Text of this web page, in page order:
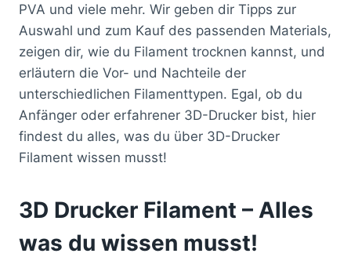
PVA und viele mehr. Wir geben dir Tipps zur
Auswahl und zum Kauf des passenden Materials,
zeigen dir, wie du Filament trocknen kannst, und
erläutern die Vor- und Nachteile der
unterschiedlichen Filamenttypen. Egal, ob du
Anfänger oder erfahrener 3D-Drucker bist, hier
findest du alles, was du über 3D-Drucker
Filament wissen musst!
3D Drucker Filament – Alles
was du wissen musst!